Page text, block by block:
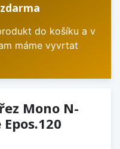
do košíku a v
máme vyvrtat
Mono N-